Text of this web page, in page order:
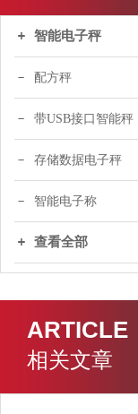
智能电子秤
配方秤
带USB接口智能秤
存储数据电子秤
智能电子称
查看全部
ARTICLE
相关文章